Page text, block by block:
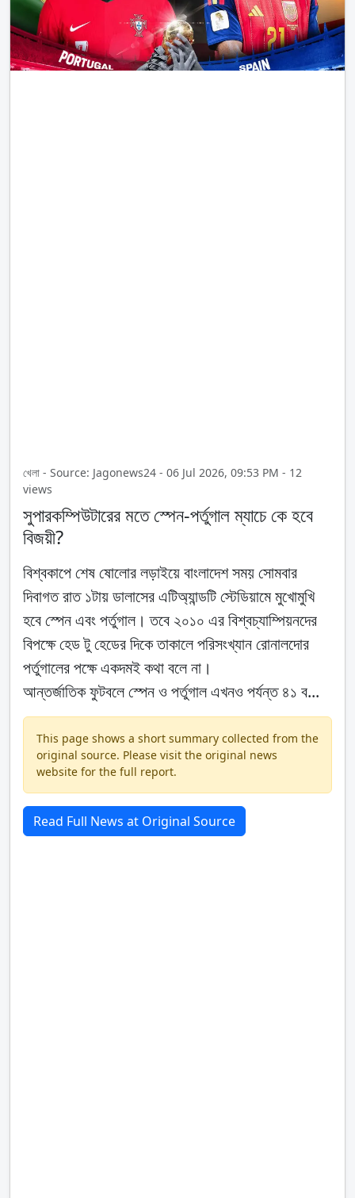
খেলা - Source: Jagonews24 - 06 Jul 2026, 09:53 PM - 12
views
সুপারকম্পিউটারের মতে স্পেন-পর্তুগাল ম্যাচে কে হবে
বিজয়ী?
বিশ্বকাপে শেষ ষোলোর লড়াইয়ে বাংলাদেশ সময় সোমবার
দিবাগত রাত ১টায় ডালাসের এটিঅ্যান্ডটি স্টেডিয়ামে মুখোমুখি
হবে স্পেন এবং পর্তুগাল। তবে ২০১০ এর বিশ্বচ্যাম্পিয়নদের
বিপক্ষে হেড টু হেডের দিকে তাকালে পরিসংখ্যান রোনালদোর
পর্তুগালের পক্ষে একদমই কথা বলে না।
আন্তর্জাতিক ফুটবলে স্পেন ও পর্তুগাল এখনও পর্যন্ত ৪১ ব...
This page shows a short summary collected from the
original source. Please visit the original news
website for the full report.
Read Full News at Original Source